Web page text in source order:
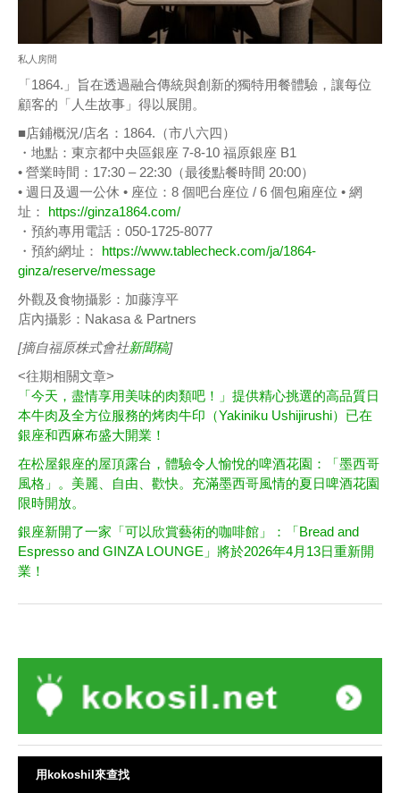
私人房間
「1864.」旨在透過融合傳統與創新的獨特用餐體驗，讓每位
顧客的「人生故事」得以展開。
■店鋪概況/店名：1864.（市八六四）
・地點：東京都中央區銀座 7-8-10 福原銀座 B1
• 營業時間：17:30 – 22:30（最後點餐時間 20:00）
• 週日及週一公休 • 座位：8 個吧台座位 / 6 個包廂座位 • 網
址： https://ginza1864.com/
・預約專用電話：050-1725-8077
・預約網址： https://www.tablecheck.com/ja/1864-
ginza/reserve/message
外觀及食物攝影：加藤淳平
店內攝影：Nakasa & Partners
[摘自福原株式會社新聞稿]
<往期相關文章>
「今天，盡情享用美味的肉類吧！」提供精心挑選的高品質日
本牛肉及全方位服務的烤肉牛印（Yakiniku Ushijirushi）已在
銀座和西麻布盛大開業！
在松屋銀座的屋頂露台，體驗令人愉悅的啤酒花園：「墨西哥
風格」。美麗、自由、歡快。充滿墨西哥風情的夏日啤酒花園
限時開放。
銀座新開了一家「可以欣賞藝術的咖啡館」：「Bread and
Espresso and GINZA LOUNGE」將於2026年4月13日重新開
業！
用kokoshil來查找